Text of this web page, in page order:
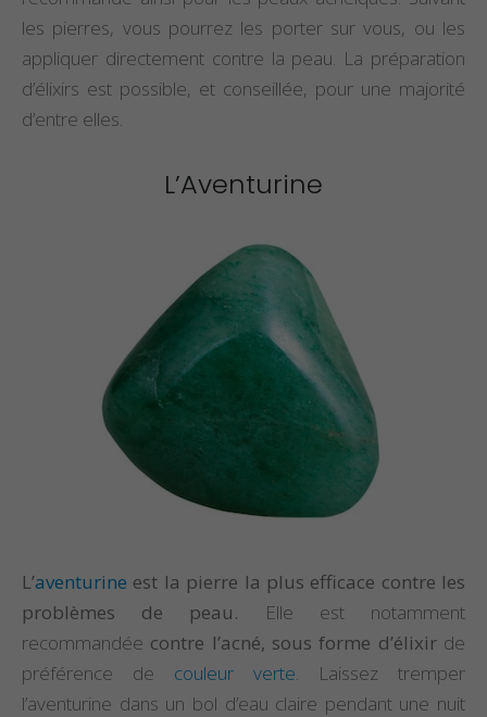
les pierres, vous pourrez les porter sur vous, ou les
appliquer directement contre la peau. La préparation
d’élixirs est possible, et conseillée, pour une majorité
d’entre elles.
L’Aventurine
L’aventurine est la pierre la plus efficace contre les
problèmes de peau.
Elle est notamment
recommandée contre l’acné, sous forme d’élixirde
préférence de couleur verte. Laissez tremper
l’aventurine dans un bol d’eau claire pendant une nuit
Propriétés et Vertus
du Larimar
Propriétés et
de la staurolite